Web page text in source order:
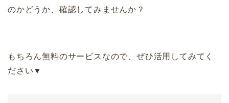
のかどうか、確認してみませんか？
もちろん無料のサービスなので、ぜひ活用してみてく
ださい▼